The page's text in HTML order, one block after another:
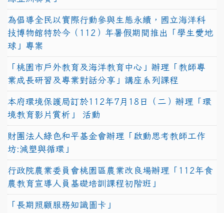
為倡導全民以實際行動參與生態永續，國立海洋科
技博物館特於今（112）年暑假期間推出「學生愛地
球」專案
「桃園市戶外教育及海洋教育中心」辦理「教師專
業成長研習及專業對話分享」講座系列課程
本府環境保護局訂於112年7月18日（二）辦理「環
境教育影片賞析」 活動
財團法人綠色和平基金會辦理「啟動思考教師工作
坊:減塑與循環」
行政院農業委員會桃園區農業改良場辦理「112年食
農教育宣導人員基礎培訓課程初階班」
「長期照顧服務知識圖卡」